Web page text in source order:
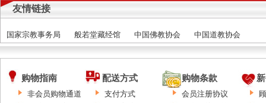
友情链接
国家宗教事务局 般若堂藏经馆 中国佛教协会 中国道教协会
购物指南
非会员购物通道
配送方式
支付方式
购物条款
会员注册协议